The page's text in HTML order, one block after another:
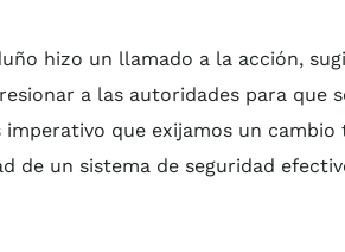
hizo un llamado a la acción,
a las autoridades para que
que exijamos un cambio
de un sistema de seguridad